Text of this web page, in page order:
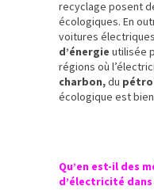
recyclage posent
écologiques. En
voitures
d’énergie utilisée
régions où
charbon,du
écologique est
Qu’en est-il des
d’électricité dans